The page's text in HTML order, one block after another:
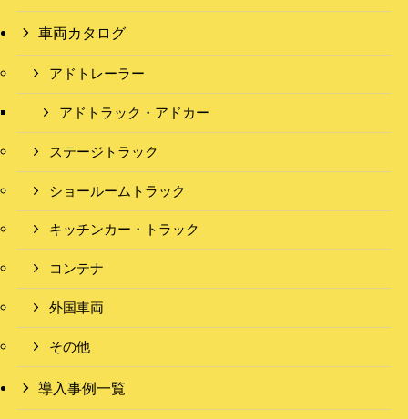
車両カタログ
アドトレーラー
アドトラック・アドカー
ステージトラック
ショールームトラック
キッチンカー・トラック
コンテナ
外国車両
その他
導入事例一覧